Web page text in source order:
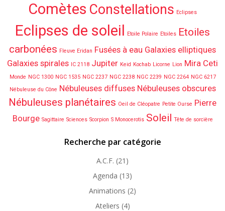
Comètes Constellations Eclipses
Eclipses de soleil Etoile Polaire Etoiles Etoiles
carbonées Fleuve Eridan Fusées à eau Galaxies elliptiques
Galaxies spirales IC 2118 Jupiter Keid Kochab Licorne Lion Mira Ceti
Monde NGC 1300 NGC 1535 NGC 2237 NGC 2238 NGC 2239 NGC 2264 NGC 6217
Nébuleuse du Cône Nébuleuses diffuses Nébuleuses obscures
Nébuleuses planétaires Oeil de Cléopatre Petite Ourse Pierre
Bourge Sagittaire Sciences Scorpion S Monocerotis Soleil Tête de sorcière
Recherche par catégorie
A.C.F. (21)
Agenda (13)
Animations (2)
Ateliers (4)